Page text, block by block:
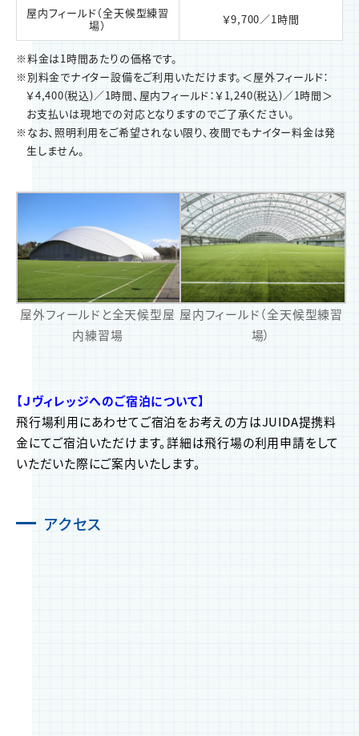
屋内フィールド（全天候型練習
場）
￥9,700／1時間
※料金は1時間あたりの価格です。
※別料金でナイター設備をご利用いただけます。＜屋外フィールド：
￥4,400(税込)／1時間、屋内フィールド：￥1,240(税込)／1時間＞
お支払いは現地での対応となりますのでご了承ください。
※なお、照明利用をご希望されない限り、夜間でもナイター料金は発
生しません。
屋外フィールドと全天候型屋
内練習場
屋内フィールド（全天候型練習
場）
【Ｊヴィレッジへのご宿泊について】
飛行場利用にあわせてご宿泊をお考えの方はJUIDA提携料
金にてご宿泊いただけます。詳細は飛行場の利用申請をして
いただいた際にご案内いたします。
アクセス